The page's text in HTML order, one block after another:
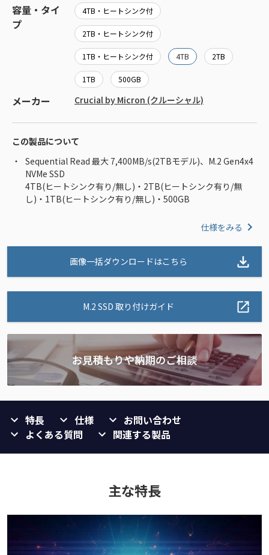
容量・タイ
プ
4TB・ヒートシンク付
2TB・ヒートシンク付
1TB・ヒートシンク付 4TB 2TB
1TB 500GB
メーカー Crucial by Micron (クルーシャル)
この製品について
Sequential Read 最大 7,400MB/s(2TBモデル)、M.2 Gen4x4
NVMe SSD
4TB(ヒートシンク有り/無し)・2TB(ヒートシンク有り/無
し)・1TB(ヒートシンク有り/無し)・500GB
仕様をみる
画像一括ダウンロードはこちら
M.2 SSD 取り付けガイド
特長 仕様
お問い合わせ
よくある質問
関連する製品
主な特長